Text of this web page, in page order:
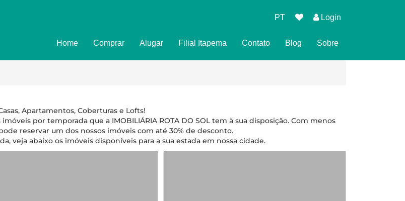
PT Login
Home Comprar Alugar
Imóveis
Termo e Condições para Reservar
Filial Itapema Contato Blog Sobre
Apartamentos, Coberturas e Lofts!
por temporada que a IMOBILIÁRIA ROTA DO SOL tem à sua disposição. Com menos
reservar um dos nossos imóveis com até 30% de desconto.
veja abaixo os imóveis disponíveis para a sua estada em nossa cidade.